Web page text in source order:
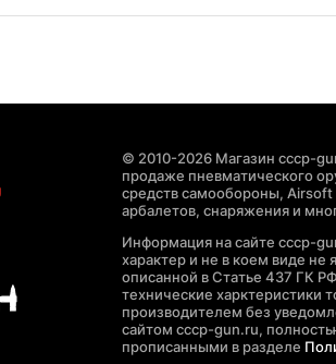
© 2010-2026 Магазин cccp-
продаже пневматического
средств самообороны, Airsoft
арбалетов, снаряжения и
Информация на сайте cccp-
характер и не в коем виде не
описанной в Статье 437 ГК
технические харктеристики
производителем без
сайтом cccp-gun.ru,
прописанными в разделе